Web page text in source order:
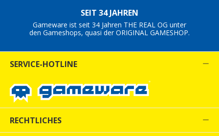
SEIT 34 JAHREN
Gameware ist seit 34 Jahren THE REAL OG unter
den Gameshops, quasi der ORIGINAL GAMESHOP.
SERVICE-HOTLINE
RECHTLICHES